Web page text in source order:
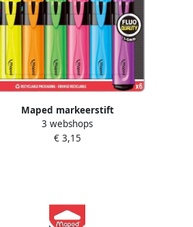
Maped markeerstift
Fluo&apos;Peps assortiment
blister met 6 stuks
3 webshops
€ 3,15